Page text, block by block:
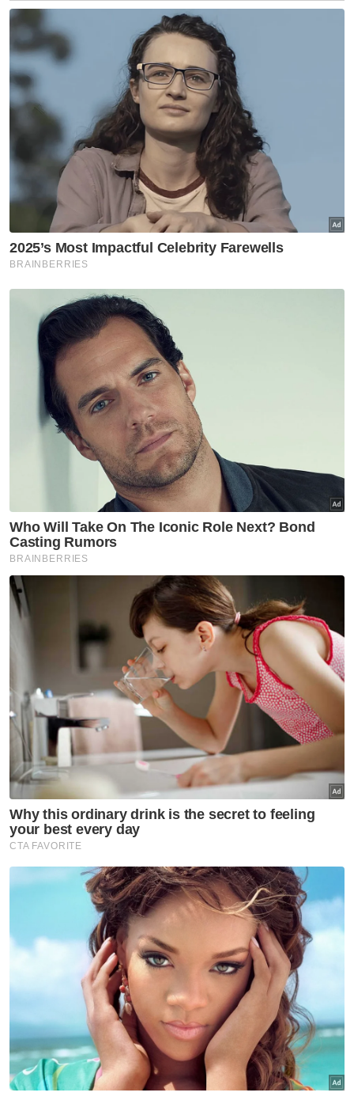
Naib Presiden bagi membolehkan anaknya,
Gibran Rakabuming Raka yang juga
gandingan Prabowo bertanding Naib
Presiden," katanya.
Beliau berkata demikian ketika ditemui
selepas Majlis Makan Malam bersama Ikatan
Setiakawan Wartawan Malaysia-Indonesia
(Ismawi) Indonesia, sempena Program Jejak
Serumpun Iswami Malaysia di sini, pada
malam Isnin.
Taufiq sewaktu Majlis Makan Malam bersama Ikatan
Setiakawan Wartawan Malaysia-Indonesia (Ismawi) Indonesia,
sempena Program Jejak Serumpun Iswami Malaysia di sini, pada
malam Isnin.
Selain gandingan Prabowo-Gibran, dua lagi
pasukan ialah Anies Rasyid Baswedan (calon
Presiden)-Dr Muhaimin Iskandar (calon Naib
Presiden) dan pasukan Ganjar Pranowo
(calon Presiden)-Dr Mahfud (calon Naib
Presiden).
Artikel Berkaitan:
Puluhan cedera pertempuran semasa Pilihan Raya
Indonesia di Papua
Jokowi minta bukti dakwaan penipuan dalam pilihan
raya
Pemilu 2024: Tunggu keputusan akhir KPU - Jokowi